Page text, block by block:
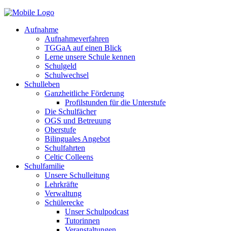
Aufnahme
Aufnahmeverfahren
TGGaA auf einen Blick
Lerne unsere Schule kennen
Schulgeld
Schulwechsel
Schulleben
Ganzheitliche Förderung
Profilstunden für die Unterstufe
Die Schulfächer
OGS und Betreuung
Oberstufe
Bilinguales Angebot
Schulfahrten
Celtic Colleens
Schulfamilie
Unsere Schulleitung
Lehrkräfte
Verwaltung
Schülerecke
Unser Schulpodcast
Tutorinnen